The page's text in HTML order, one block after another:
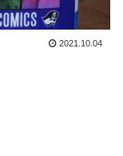
2021.10.04